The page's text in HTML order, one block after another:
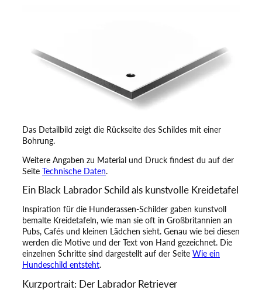
r
d
n
L
b
r
a
d
M
e
n
Das Detailbild zeigt die Rückseite des Schildes mit einer
Bohrung.
Weitere Angaben zu Material und Druck findest du auf der
Seite Technische Daten.
Ein Black Labrador Schild als kunstvolle Kreidetafel
Inspiration für die Hunderassen-Schilder gaben kunstvoll
bemalte Kreidetafeln, wie man sie oft in Großbritannien an
Pubs, Cafés und kleinen Lädchen sieht. Genau wie bei diesen
werden die Motive und der Text von Hand gezeichnet. Die
einzelnen Schritte sind dargestellt auf der Seite Wie ein
Hundeschild entsteht.
Kurzportrait: Der Labrador Retriever